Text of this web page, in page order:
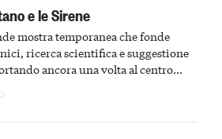
e le Sirene
mostra temporanea che fonde
ricerca scientifica e suggestione
ancora una volta al centro
le meraviglie del passato astigiano